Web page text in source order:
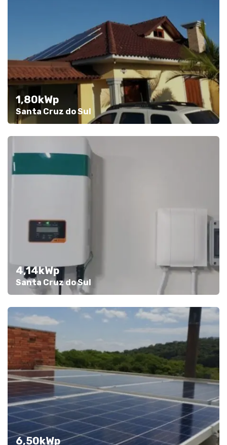
1,80kWp
Santa Cruz do Sul
4,14kWp
Santa Cruz do Sul
6,50kWp